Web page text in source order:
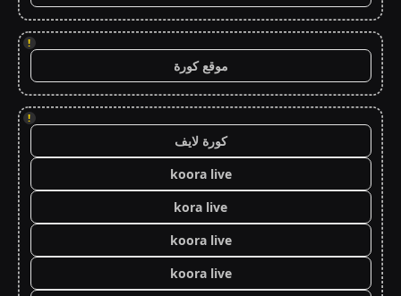
!
موقع كورة
!
كورة لايف
koora live
kora live
koora live
koora live